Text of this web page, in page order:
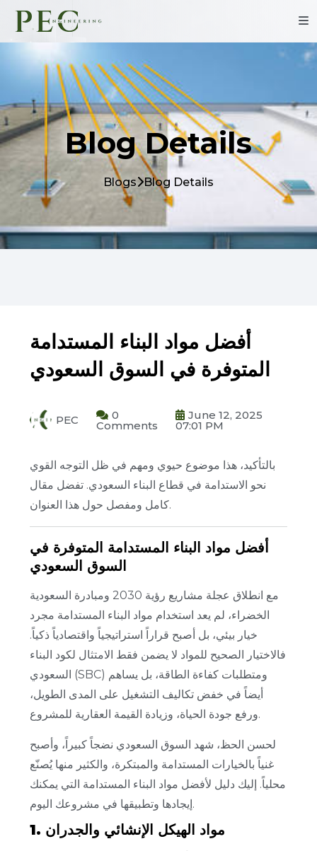
Blog Details
Blogs Blog Details
أفضل مواد البناء المستدامة
المتوفرة في السوق السعودي
PEC 0
Comments
June 12, 2025
07:01 PM
بالتأكيد، هذا موضوع حيوي ومهم في ظل التوجه القوي
نحو الاستدامة في قطاع البناء السعودي. تفضل مقال
كامل ومفصل حول هذا العنوان.
أفضل مواد البناء المستدامة المتوفرة في
السوق السعودي
مع انطلاق عجلة مشاريع رؤية 2030 ومبادرة السعودية
الخضراء، لم يعد استخدام مواد البناء المستدامة مجرد
خيار بيئي، بل أصبح قراراً استراتيجياً واقتصادياً ذكياً.
فالاختيار الصحيح للمواد لا يضمن فقط الامتثال لكود البناء
السعودي (SBC) ومتطلبات كفاءة الطاقة، بل يساهم
أيضاً في خفض تكاليف التشغيل على المدى الطويل،
ورفع جودة الحياة، وزيادة القيمة العقارية للمشروع.
لحسن الحظ، شهد السوق السعودي نضجاً كبيراً، وأصبح
غنياً بالخيارات المستدامة والمبتكرة، والكثير منها يُصنّع
محلياً. إليك دليل لأفضل مواد البناء المستدامة التي يمكنك
إيجادها وتطبيقها في مشروعك اليوم.
1. مواد الهيكل الإنشائي والجدران